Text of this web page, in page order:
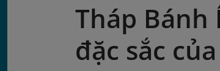
Tháp
đặc sắc